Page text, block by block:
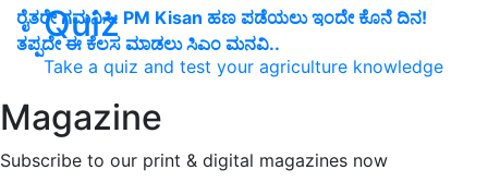
Quiz
Take a quiz and test your agriculture knowledge
Magazine
Subscribe to our print & digital magazines now
ರೈತರೇ ಗಮನಿಸಿ: PM Kisan ಹಣ ಪಡೆಯಲು ಇಂದೇ ಕೊನೆ ದಿನ!
ತಪ್ಪದೇ ಈ ಕೆಲಸ ಮಾಡಲು ಸಿಎಂ ಮನವಿ..